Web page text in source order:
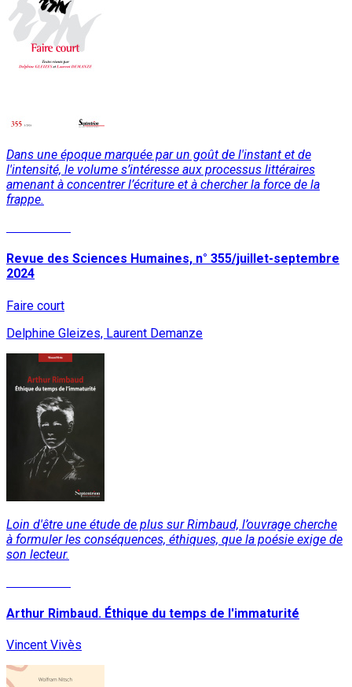
Dans une époque marquée par un goût de l'instant et de
l'intensité, le volume s’intéresse aux processus littéraires
amenant à concentrer l’écriture et à chercher la force de la
frappe.
Revue des Sciences Humaines, n° 355/juillet-septembre
2024
Faire court
Delphine Gleizes, Laurent Demanze
Loin d'être une étude de plus sur Rimbaud, l’ouvrage cherche
à formuler les conséquences, éthiques, que la poésie exige de
son lecteur.
Arthur Rimbaud. Éthique du temps de l'immaturité
Vincent Vivès